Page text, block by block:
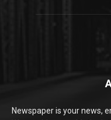
Newspaper is your news,